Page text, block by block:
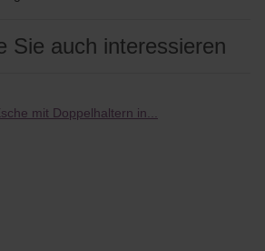
Sie auch interessieren